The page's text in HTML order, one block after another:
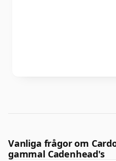
Vanliga frågor om
gammal Cadenhead's